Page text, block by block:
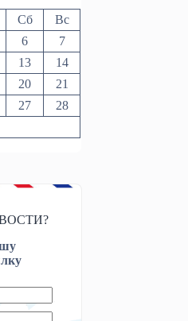
Сб
Вс
6
7
13
14
20
21
27
28